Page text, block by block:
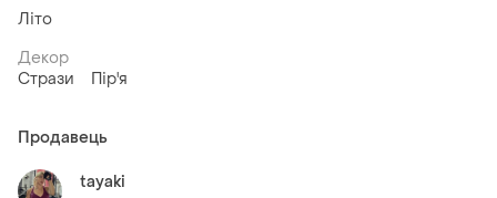
Літо
Декор
Стрази
Пір'я
Продавець
tayaki